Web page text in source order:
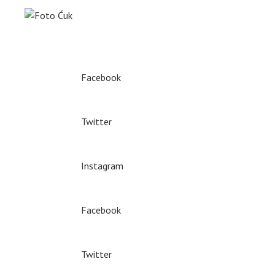
Facebook
Twitter
Instagram
Facebook
Twitter